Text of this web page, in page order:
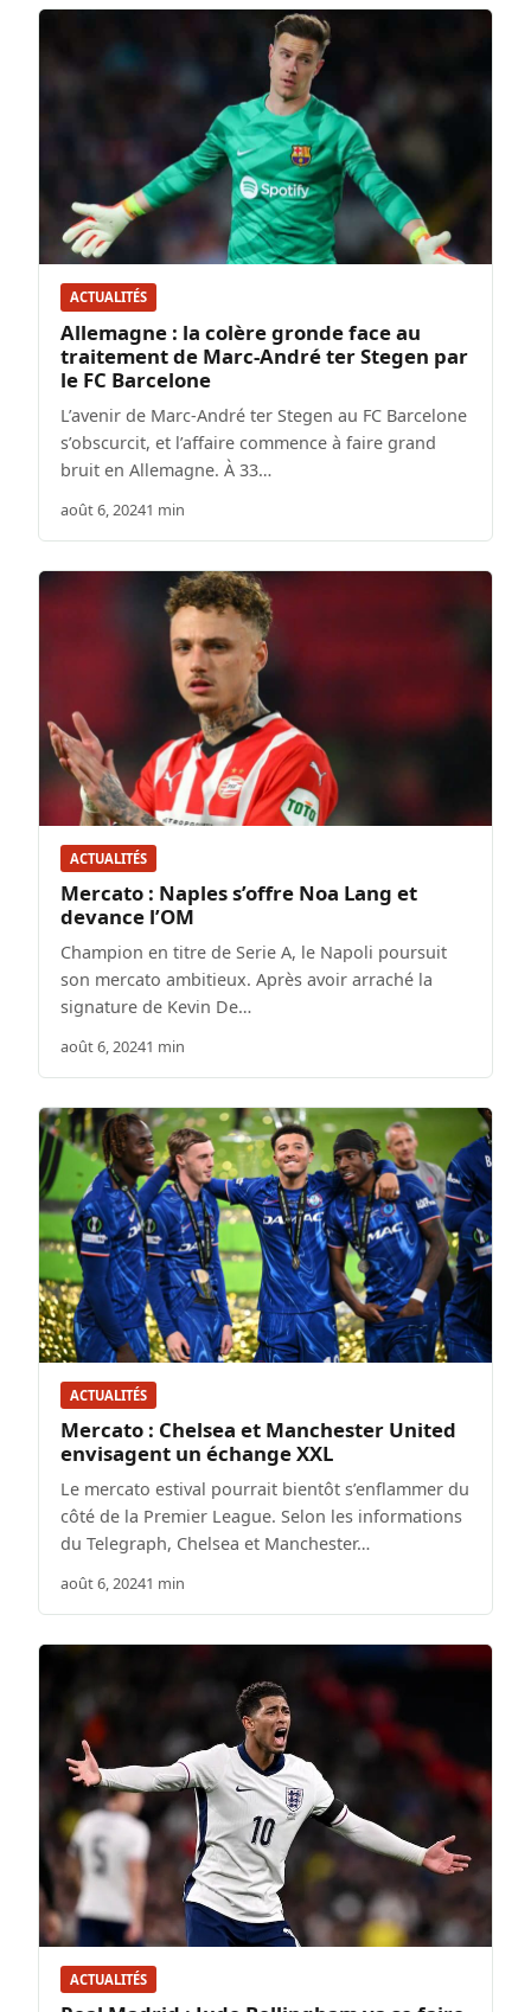
ACTUALITÉS
Allemagne : la colère gronde face au
traitement de Marc-André ter Stegen par
le FC Barcelone
L’avenir de Marc-André ter Stegen au FC Barcelone
s’obscurcit, et l’affaire commence à faire grand
bruit en Allemagne. À 33…
août 6, 20241 min
ACTUALITÉS
Mercato : Naples s’offre Noa Lang et
devance l’OM
Champion en titre de Serie A, le Napoli poursuit
son mercato ambitieux. Après avoir arraché la
signature de Kevin De…
août 6, 20241 min
ACTUALITÉS
Mercato : Chelsea et Manchester United
envisagent un échange XXL
Le mercato estival pourrait bientôt s’enflammer du
côté de la Premier League. Selon les informations
du Telegraph, Chelsea et Manchester…
août 6, 20241 min
ACTUALITÉS